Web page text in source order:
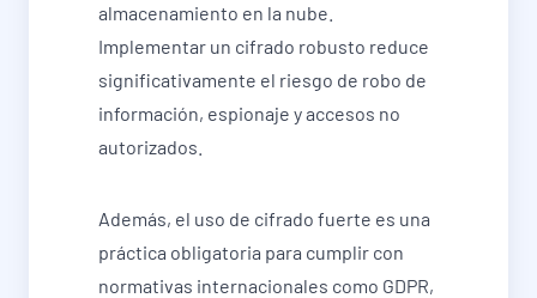
almacenamiento en la nube.
Implementar un cifrado robusto reduce
significativamente el riesgo de robo de
información, espionaje y accesos no
autorizados.
Además, el uso de cifrado fuerte es una
práctica obligatoria para cumplir con
normativas internacionales como GDPR,